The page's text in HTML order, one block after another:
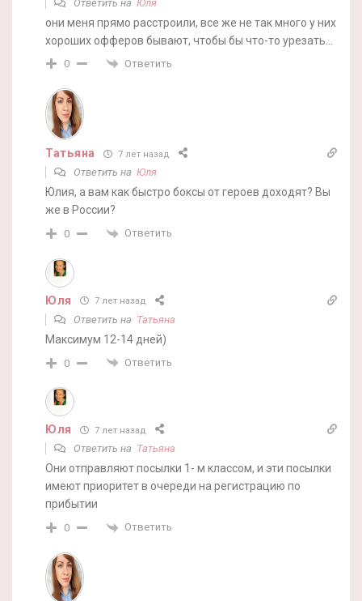
Ответить на Юля
они меня прямо расстроили, все же не так много у них
хороших офферов бывают, чтобы бы что-то урезать…
0 Ответить
Татьяна 7 лет назад
Ответить на Юля
Юлия, а вам как быстро боксы от героев доходят? Вы
же в России?
0 Ответить
Юля 7 лет назад
Ответить на Татьяна
Максимум 12-14 дней)
0 Ответить
Юля 7 лет назад
Ответить на Татьяна
Они отправляют посылки 1- м классом, и эти посылки
имеют приоритет в очереди на регистрацию по
прибытии
0 Ответить